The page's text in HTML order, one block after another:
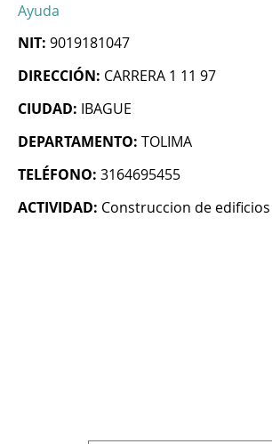
Ayuda
NIT: 9019181047
DIRECCIÓN: CARRERA 1 11 97
CIUDAD: IBAGUE
DEPARTAMENTO: TOLIMA
TELÉFONO: 3164695455
ACTIVIDAD: Construccion de